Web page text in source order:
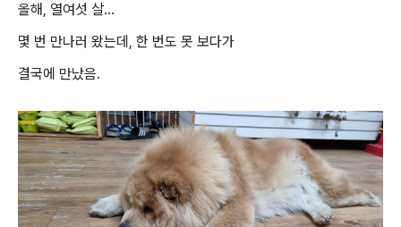
올해, 열여섯 살...
몇 번 만나러 왔는데, 한 번도 못 보다가
결국에 만났음.